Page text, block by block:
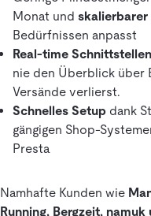
Monat und skalierbarer
Bedürfnissen anpasst
Real-time
nie den Überblick über
Versände verlierst.
Schnelles Setup dank
gängigen Shop-
Presta
Namhafte Kunden wie
Running, Bergzeit,